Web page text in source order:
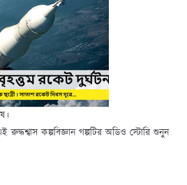
রুদ্ধশ্বাস কল্পবিজ্ঞান গল্পটির অডিও স্টোরি শুনুন